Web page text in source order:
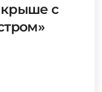
крыше с